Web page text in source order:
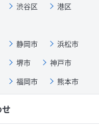
渋谷区
港区
静岡市
浜松市
堺市
神戸市
福岡市 熊本市